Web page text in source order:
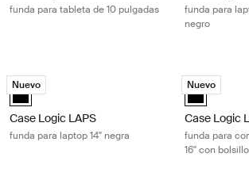
funda para tableta de 10 pulgadas
funda para
negro
Case Logic LAPS funda para laptop 14'' negra Black
Nuevo
Case Logic LAPS laptop sleeve 14'' Negro
Case Logic LAPS
funda para laptop 14'' negra
Case Logic
Nuevo
Case Logic
Case Logic
funda para
16'' con